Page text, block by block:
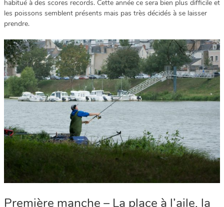
habitué à des scores records. Cette année ce sera bien plus difficile et
les poissons semblent présents mais pas très décidés à se laisser
prendre.
Première manche – La place à l’aile, la